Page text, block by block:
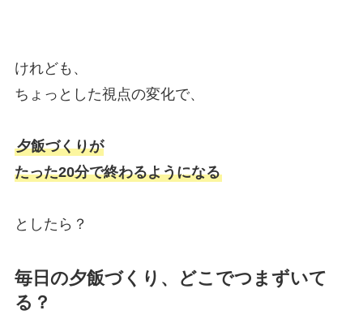
けれども、
ちょっとした視点の変化で、
夕飯づくりが
たった20分で終わるようになる
としたら？
毎日の夕飯づくり、どこでつまずいて
る？